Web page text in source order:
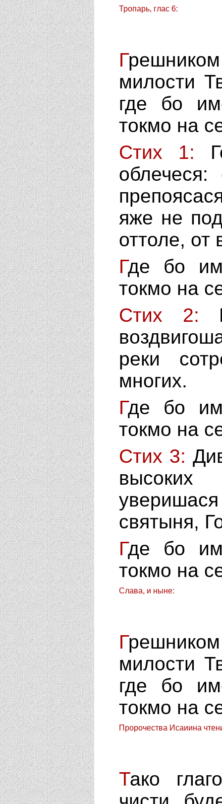
Тропарь, глас 6:
Г
милости
где бо
токмо на
Стих 1: Г
яже не
оттоле, от
Где бо
токмо на
Стих 2:
реки
многих.
Где бо
токмо на
Стих 3: Д
высоких
святыня,
Где бо
токмо на
Слава, и ныне:
Г
милости
где бо
токмо на
Пророчества Исаиина
Тако